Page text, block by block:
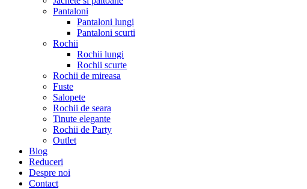
Pantaloni
Pantaloni lungi
Pantaloni scurti
Rochii
Rochii lungi
Rochii scurte
Rochii de mireasa
Fuste
Salopete
Rochii de seara
Tinute elegante
Rochii de Party
Outlet
Blog
Reduceri
Despre noi
Contact